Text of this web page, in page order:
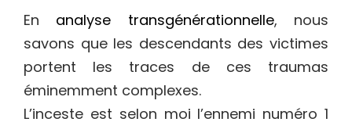
En analyse transgénérationnelle, nous
savons que les descendants des victimes
portent les traces de ces traumas
éminemment complexes.
L’inceste est selon moi l’ennemi numéro 1